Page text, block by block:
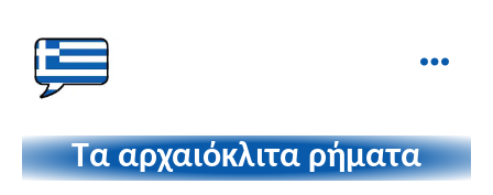
στα
Δάχτυλα!Τα αρχαιόκλιτα ρήματα